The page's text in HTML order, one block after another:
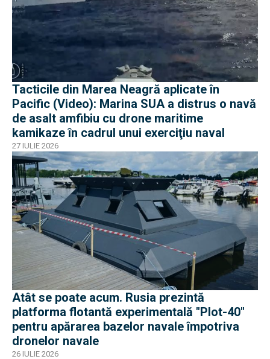
Tacticile din Marea Neagră aplicate în
Pacific (Video): Marina SUA a distrus o navă
de asalt amfibiu cu drone maritime
kamikaze în cadrul unui exerciţiu naval
27 IULIE 2026
Atât se poate acum. Rusia prezintă
platforma flotantă experimentală "Plot-40"
pentru apărarea bazelor navale împotriva
dronelor navale
26 IULIE 2026